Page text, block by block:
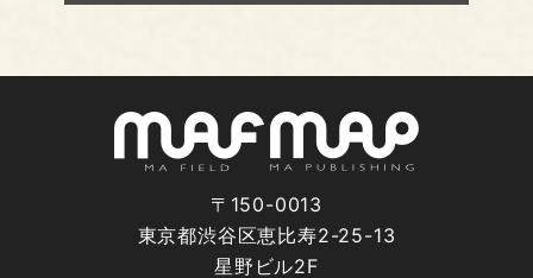
〒150-0013
東京都渋谷区恵比寿2-25-13
星野ビル2F